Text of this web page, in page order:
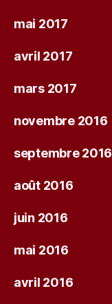
mai 2017
avril 2017
mars 2017
novembre 2016
septembre 2016
août 2016
juin 2016
mai 2016
avril 2016